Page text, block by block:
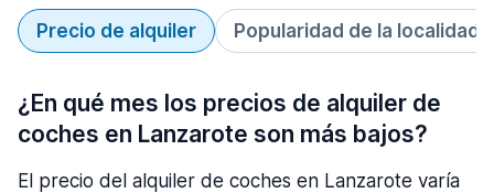
Precio de alquiler Popularidad de la localidad
¿En qué mes los precios de alquiler de
coches en Lanzarote son más bajos?
El precio del alquiler de coches en Lanzarote varía